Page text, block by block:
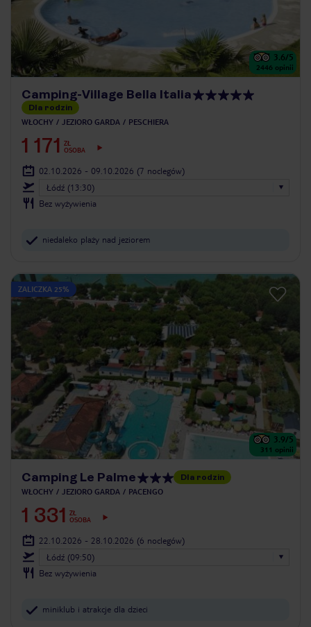
3.6/5
2446 opinii
Camping-Village Bella Italia
Dla rodzin
WŁOCHY JEZIORO GARDA PESCHIERA
1 171
ZŁ
OSOBA
02.10.2026 - 09.10.2026 (7 noclegów)
Łódź (13:30)
Bez wyżywienia
niedaleko plaży nad jeziorem
ZALICZKA 25%
3.9/5
311 opinii
Camping Le Palme Dla rodzin
WŁOCHY JEZIORO GARDA PACENGO
1 331
ZŁ
OSOBA
22.10.2026 - 28.10.2026 (6 noclegów)
Łódź (09:50)
Bez wyżywienia
miniklub i atrakcje dla dzieci